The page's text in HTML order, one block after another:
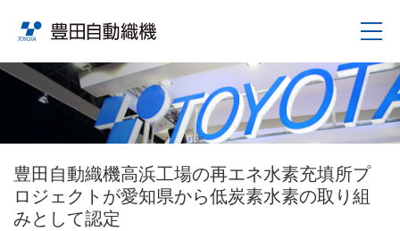
豊田自動織機高浜工場の再エネ水素充填所プ
ロジェクトが愛知県から低炭素水素の取り組
みとして認定